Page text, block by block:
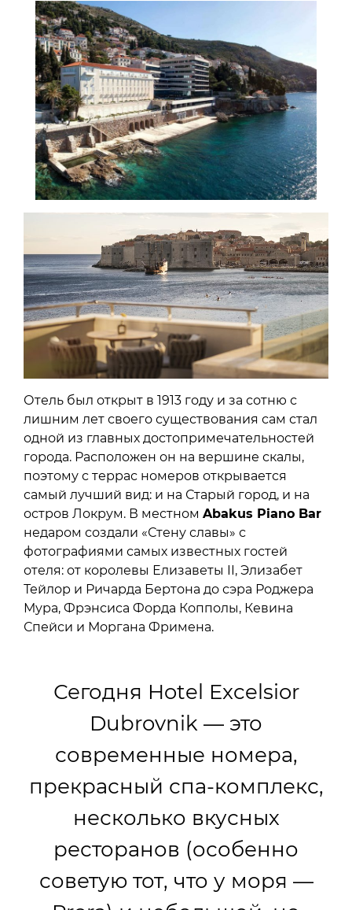
Отель был открыт в 1913 году и за сотню с
лишним лет своего существования сам стал
одной из главных достопримечательностей
города. Расположен он на вершине скалы,
поэтому с террас номеров открывается
самый лучший вид: и на Старый город, и на
остров Локрум. В местном Abakus Piano Bar
недаром создали «Стену славы» с
фотографиями самых известных гостей
отеля: от королевы Елизаветы II, Элизабет
Тейлор и Ричарда Бертона до сэра Роджера
Мура, Фрэнсиса Форда Копполы, Кевина
Спейси и Моргана Фримена.
Сегодня Hotel Excelsior
Dubrovnik — это
современные номера,
прекрасный спа-комплекс,
несколько вкусных
ресторанов (особенно
советую тот, что у моря —